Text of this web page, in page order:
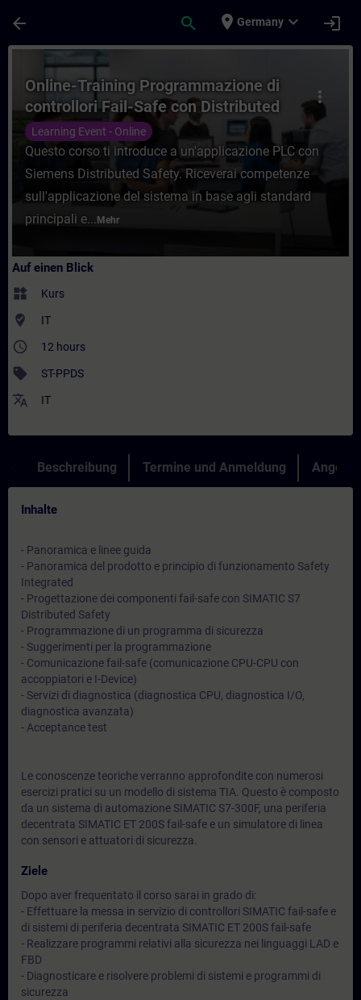
arrow_back search place Germany expand_more login
Kurs - Online-Training Programmazione
more_vert
Online-Training Programmazione di
controllori Fail-Safe con Distributed
Safety
Learning Event - Online
Questo corso ti introduce a un'applicazione PLC con
Siemens Distributed Safety. Riceverai competenze
sull'applicazione del sistema in base agli standard
principali e... Mehr
Auf einen Blick
widgets Kurs
where_to_vote IT
access_time 12 hours
sell ST-PPDS
translate IT
Beschreibung Termine und Anmeldung Angebot
Inhalte
- Panoramica e linee guida
- Panoramica del prodotto e principio di funzionamento Safety
Integrated
- Progettazione dei componenti fail-safe con SIMATIC S7
Distributed Safety
- Programmazione di un programma di sicurezza
- Suggerimenti per la programmazione
- Comunicazione fail-safe (comunicazione CPU-CPU con
accoppiatori e I-Device)
- Servizi di diagnostica (diagnostica CPU, diagnostica I/O,
diagnostica avanzata)
- Acceptance test
Le conoscenze teoriche verranno approfondite con numerosi
esercizi pratici su un modello di sistema TIA. Questo è composto
da un sistema di automazione SIMATIC S7-300F, una periferia
decentrata SIMATIC ET 200S fail-safe e un simulatore di linea
con sensori e attuatori di sicurezza.
Ziele
Dopo aver frequentato il corso sarai in grado di:
- Effettuare la messa in servizio di controllori SIMATIC fail-safe e
di sistemi di periferia decentrata SIMATIC ET 200S fail-safe
- Realizzare programmi relativi alla sicurezza nei linguaggi LAD e
FBD
- Diagnosticare e risolvere problemi di sistemi e programmi di
sicurezza